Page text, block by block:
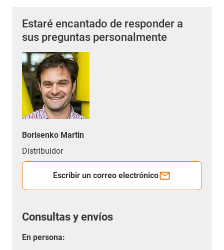
Estaré encantado de responder a
sus preguntas personalmente
Borisenko Martin
Distribuidor
Escribir un correo electrónico
Consultas y envíos
En persona: